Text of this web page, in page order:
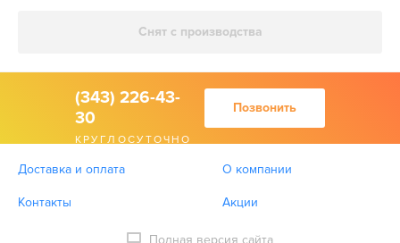
Снят с производства
(343) 226-43-
30
КРУГЛОСУТОЧНО
Позвонить
Доставка и оплата О компании
Контакты Акции
Полная версия сайта